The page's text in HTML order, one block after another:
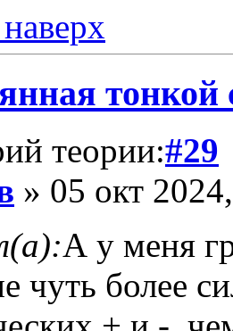
тонкой
теории:#29
» 05 окт
А у меня
чуть более